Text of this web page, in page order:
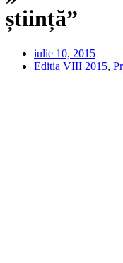
știință”
iulie 10, 2015
Editia VIII 2015,